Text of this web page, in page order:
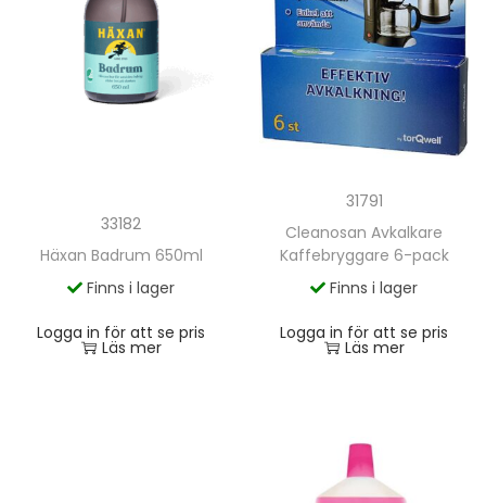
33182
Häxan Badrum 650ml
Finns i lager
Logga in för att se pris
Läs mer
31791
Cleanosan Avkalkare
Kaffebryggare 6-pack
Finns i lager
Logga in för att se pris
Läs mer